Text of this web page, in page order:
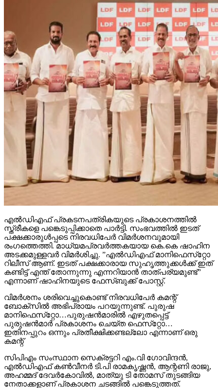
പക്ഷക്കാരുള്‍പ്പടെ നിരവധിപേര്‍ വിമര്‍ശനവുമായി
രംഗത്തെത്തി. മാധ്യമപ്രവര്‍ത്തകയായ കെ.കെ ഷാഹിന
അടക്കമുള്ളവര്‍ വിമര്‍ശിച്ചു. ”എല്‍ഡിഎഫ് മാനിഫെസ്‌റ്റോ
റിലീസ് ആണ്. ഇടത് പക്ഷക്കാരായ സുഹൃത്തുക്കള്‍ക്ക് ഇത്
കണ്ടിട്ട് എന്ത് തോന്നുന്നു എന്നറിയാന്‍ താത്പര്യമുണ്ട്”
എന്നാണ് ഷാഹിനയുടെ ഫേസ്ബുക്ക് പോസ്റ്റ്.
വിമര്‍ശനം ശരിവെച്ചുകൊണ്ട് നിരവധിപേര്‍ കമന്റ്
മാനിഫെസ്‌റ്റോ…പുരുഷന്‍മാരില്‍ എഴുതപ്പെട്ട്
പുരുഷന്‍മാര്‍ പ്രകാശനം ചെയ്ത ഫെസ്‌റ്റോ…
ഇതിനപ്പുറം ഒന്നും പ്രതീക്ഷിക്കണ്ടല്ലോ എന്നാണ് ഒരു
കമന്റ്
സിപിഎം സംസ്ഥാന സെക്രട്ടറി എം.വി ഗോവിന്ദന്‍,
അഹമ്മദ് ദേവര്‍കോവില്‍, മാത്യു ടി തോമസ് തുടങ്ങിയ
നേതാക്കളാണ് പ്രകാശന ചടങ്ങില്‍ പങ്കെടുത്തത്.
Continue Reading